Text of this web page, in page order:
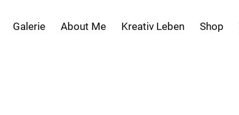
Galerie About Me Kreativ Leben Shop